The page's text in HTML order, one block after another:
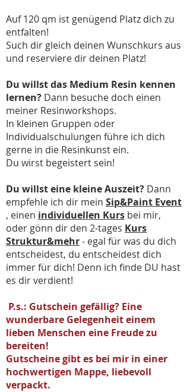
Auf 120 qm ist genügend Platz dich zu
entfalten!
Such dir gleich deinen Wunschkurs aus
und reserviere dir deinen Platz!
Du willst das Medium Resin kennen
lernen? Dann besuche doch einen
meiner Resinworkshops.
In kleinen Gruppen oder
Individualschulungen führe ich dich
gerne in die Resinkunst ein.
Du wirst begeistert sein!
Du willst eine kleine Auszeit? Dann
empfehle ich dir mein Sip&Paint Event
, einen individuellen Kurs bei mir,
oder gönn dir den 2-tages Kurs
Struktur&mehr- egal für was du dich
entscheidest, du entscheidest dich
immer für dich! Denn ich finde DU hast
es dir verdient!
P.s.: Gutschein gefällig? Eine
wunderbare Gelegenheit einem
lieben Menschen eine Freude zu
bereiten!
Gutscheine gibt es bei mir in einer
hochwertigen Mappe, liebevoll
verpackt.